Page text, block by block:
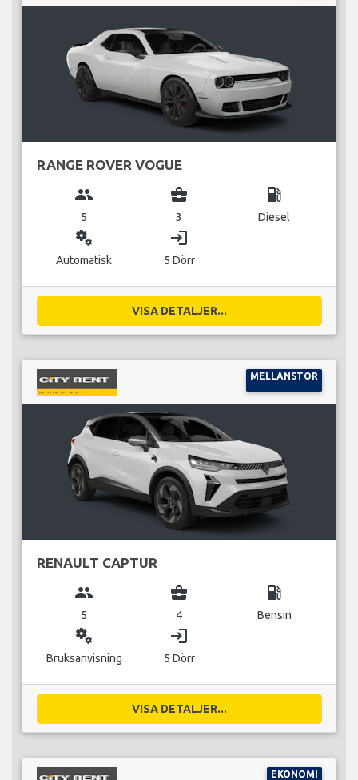
RANGE ROVER VOGUE
group
5
business_center
3
local_gas_station
Diesel
miscellaneous_services
Automatisk
login
5 Dörr
VISA DETALJER...
MELLANSTOR
RENAULT CAPTUR
group
5
business_center
4
local_gas_station
Bensin
miscellaneous_services
Bruksanvisning
login
5 Dörr
VISA DETALJER...
EKONOMI